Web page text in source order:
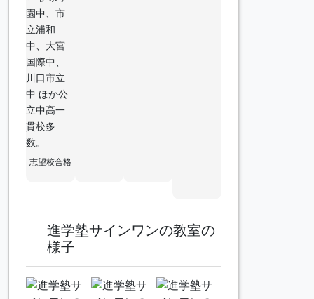
園中、市
立浦和
中、大宮
国際中、
川口市立
中 ほか公
立中高一
貫校多
数。
志望校合格
進学塾サインワンの教室の
様子